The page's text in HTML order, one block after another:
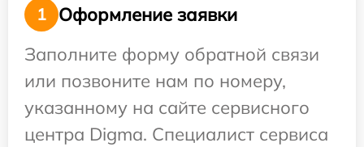
1
Оформление заявки
Заполните форму обратной связи
или позвоните нам по номеру,
указанному на сайте сервисного
центра Digma. Специалист сервиса